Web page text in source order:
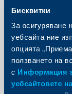
Бисквитки
За осигуряване
уебсайта ние
опцията
ползването на
с Информация
уебсайтовете
Работно
22 декември 2022
Още